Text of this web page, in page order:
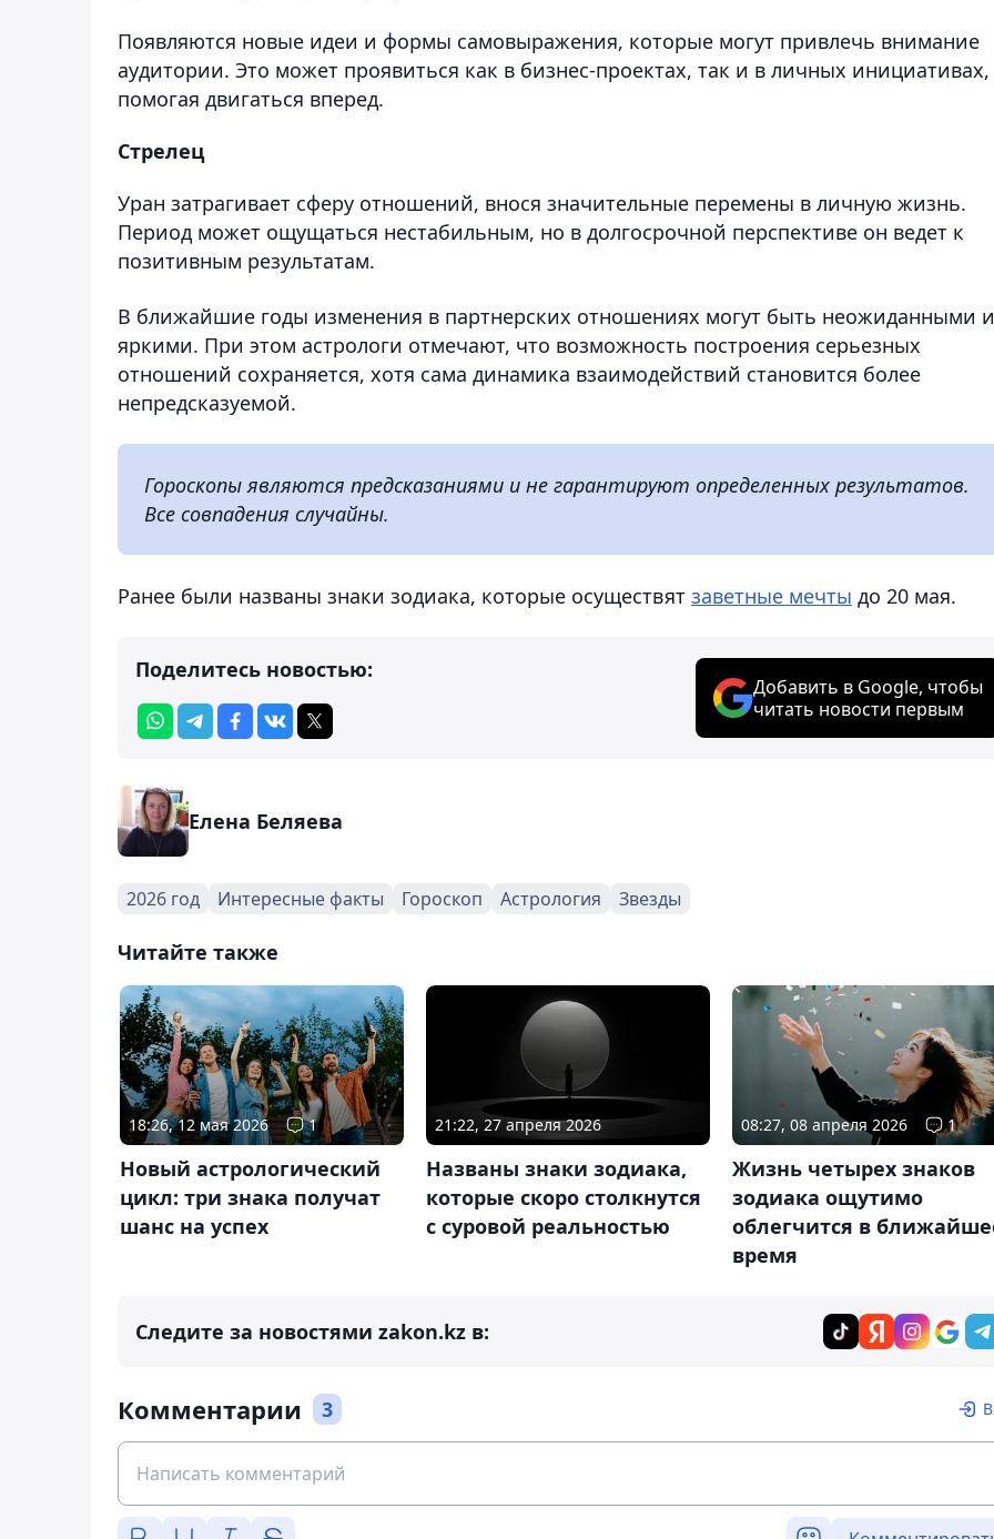
Появляются новые идеи и формы самовыражения, которые могут привлечь внимание
аудитории. Это может проявиться как в бизнес-проектах, так и в личных инициативах,
помогая двигаться вперед.
Стрелец
Уран затрагивает сферу отношений, внося значительные перемены в личную жизнь.
Период может ощущаться нестабильным, но в долгосрочной перспективе он ведет к
позитивным результатам.
В ближайшие годы изменения в партнерских отношениях могут быть неожиданными и
яркими. При этом астрологи отмечают, что возможность построения серьезных
отношений сохраняется, хотя сама динамика взаимодействий становится более
непредсказуемой.
Гороскопы являются предсказаниями и не гарантируют определенных результатов.
Все совпадения случайны.
Ранее были названы знаки зодиака, которые осуществят заветные мечты до 20 мая.
Поделитесь новостью:
Добавить в Google, чтобы
читать новости первым
Елена Беляева
2026 год Интересные факты Гороскоп Астрология Звезды
Читайте также
18:26, 12 мая 2026 1
Новый астрологический
цикл: три знака получат
шанс на успех
21:22, 27 апреля 2026
Названы знаки зодиака,
которые скоро столкнутся
с суровой реальностью
08:27, 08 апреля 2026 1
Жизнь четырех знаков
зодиака ощутимо
облегчится в
время
Следите за новостями zakon.kz в:
Комментарии 3